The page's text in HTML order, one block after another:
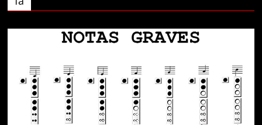
Flauta
notas
sostenidas
bemol.
Música